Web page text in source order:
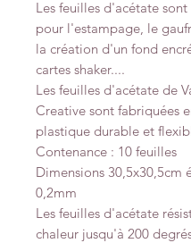
Les feuilles d'acétate
pour l'estampage, le
la création d'un fond
cartes shaker....
Les feuilles d'acétate de
Creative sont fabriquées
plastique durable et
Contenance : 10 feuilles
Dimensions 30,5x30,5cm
0,2mm
Les feuilles d'acétate
chaleur jusqu'à 200